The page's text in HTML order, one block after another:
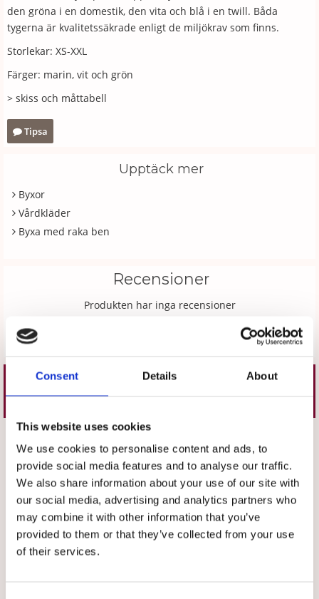
Consent Details About
This website uses cookies
We use cookies to personalise content and ads, to
provide social media features and to analyse our traffic.
We also share information about your use of our site with
our social media, advertising and analytics partners who
may combine it with other information that you’ve
provided to them or that they’ve collected from your use
of their services.
den gröna i en domestik, den vita och blå i en twill. Båda
tygerna är kvalitetssäkrade enligt de miljökrav som finns.
Storlekar: XS-XXL
Färger: marin, vit och grön
> skiss och måttabell
Tipsa
Upptäck mer
Byxor
Vårdkläder
Byxa med raka ben
Recensioner
Produkten har inga recensioner
Liknande produkter
Välj storlek Välj storlek